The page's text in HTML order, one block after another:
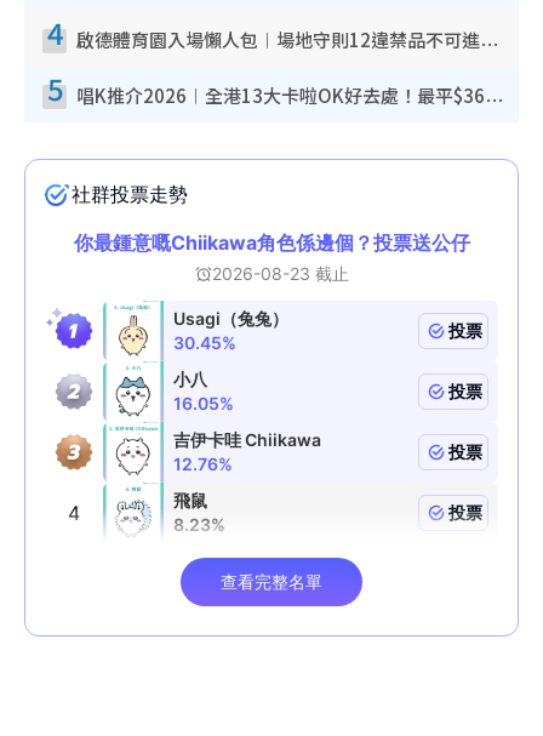
4 啟德體育園入場懶人包︱場地守則12違禁品不可進場准帶細水樽但全場禁樽蓋！應援牌有限制！
5 唱K推介2026︱全港13大卡啦OK好去處！最平$36起 日文K都有！(附地址+收費詳情)